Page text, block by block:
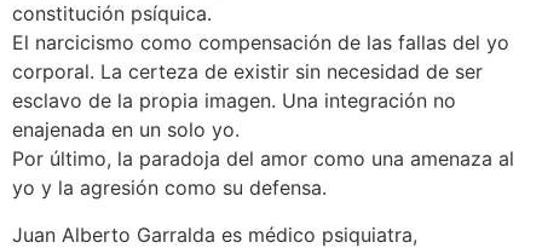
constitución psíquica.
El narcicismo como compensación de las fallas del yo
corporal. La certeza de existir sin necesidad de ser
esclavo de la propia imagen. Una integración no
enajenada en un solo yo.
Por último, la paradoja del amor como una amenaza al
yo y la agresión como su defensa.
Juan Alberto Garralda es médico psiquiatra,